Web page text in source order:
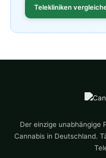
Telekliniken
Der einzige unabhängige
Cannabis in Deutschland.